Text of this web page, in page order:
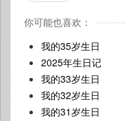
你可能也喜欢：
我的35岁生日
2025年生日记
我的33岁生日
我的32岁生日
我的31岁生日